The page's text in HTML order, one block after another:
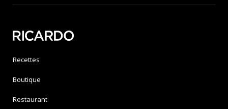
Recettes
Boutique
Restaurant